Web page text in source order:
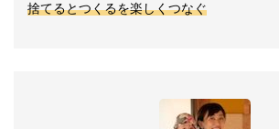
捨てるとつくるを楽しくつなぐ